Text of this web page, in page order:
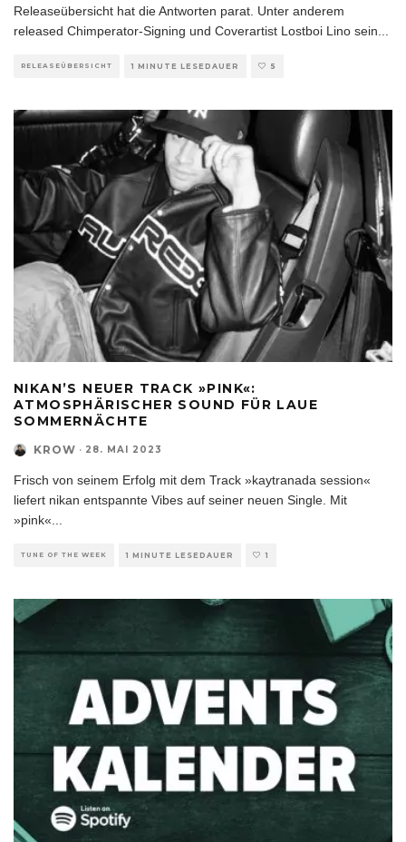
Releaseübersicht hat die Antworten parat. Unter anderem
released Chimperator-Signing und Coverartist Lostboi Lino sein
RELEASEÜBERSICHT 1 MINUTE LESEDAUER 5
NIKAN’S NEUER TRACK »PINK«:
ATMOSPHÄRISCHER SOUND FÜR LAUE
SOMMERNÄCHTE
KROW · 28. MAI 2023
Frisch von seinem Erfolg mit dem Track »kaytranada session«
liefert nikan entspannte Vibes auf seiner neuen Single. Mit
»pink«...
TUNE OF THE WEEK 1 MINUTE LESEDAUER 1